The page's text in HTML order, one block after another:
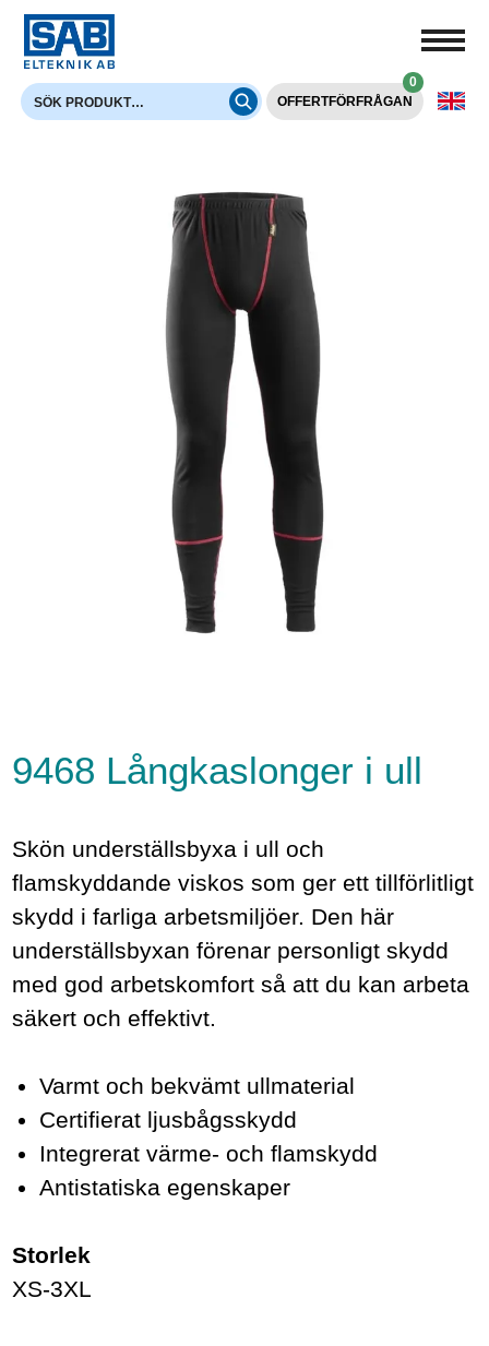
OFFERTFÖRFRÅGAN
0
9468 Långkaslonger i ull
Skön underställsbyxa i ull och
flamskyddande viskos som ger ett tillförlitligt
skydd i farliga arbetsmiljöer. Den här
underställsbyxan förenar personligt skydd
med god arbetskomfort så att du kan arbeta
säkert och effektivt.
Varmt och bekvämt ullmaterial
Certifierat ljusbågsskydd
Integrerat värme- och flamskydd
Antistatiska egenskaper
Storlek
XS-3XL